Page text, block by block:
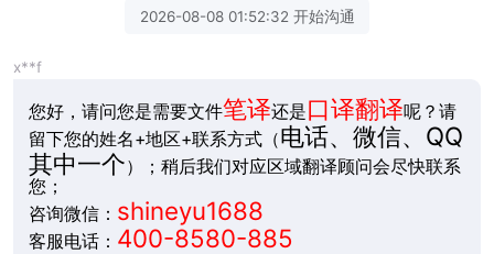
2026-08-08 01:52:32 开始沟通
x**f
您好，请问您是需要文件笔译还是口译翻译呢？请
留下您的姓名+地区+联系方式（电话、微信、QQ
其中一个）；稍后我们对应区域翻译顾问会尽快联系
您；
咨询微信： shineyu1688
客服电话： 400-8580-885